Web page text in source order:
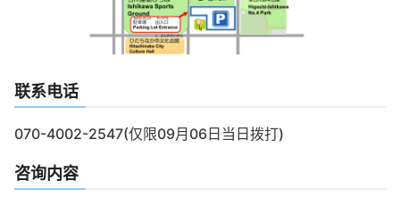
联系电话
070-4002-2547(仅限09月06日当日拨打)
咨询内容